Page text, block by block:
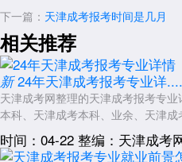
下一篇： 天津成考报考时间是几月
相关推荐
新 24年天津成考报考专业详
天津成考网整理的天津成考报考专
本科、天津成考本科、业余、天津
时间：04-22 整编：天津成考